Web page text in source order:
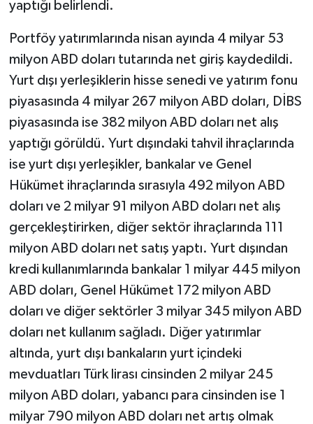
yaptığı belirlendi.
Portföy yatırımlarında nisan ayında 4 milyar 53
milyon ABD doları tutarında net giriş kaydedildi.
Yurt dışı yerleşiklerin hisse senedi ve yatırım fonu
piyasasında 4 milyar 267 milyon ABD doları, DİBS
piyasasında ise 382 milyon ABD doları net alış
yaptığı görüldü. Yurt dışındaki tahvil ihraçlarında
ise yurt dışı yerleşikler, bankalar ve Genel
Hükümet ihraçlarında sırasıyla 492 milyon ABD
doları ve 2 milyar 91 milyon ABD doları net alış
gerçekleştirirken, diğer sektör ihraçlarında 111
milyon ABD doları net satış yaptı. Yurt dışından
kredi kullanımlarında bankalar 1 milyar 445 milyon
ABD doları, Genel Hükümet 172 milyon ABD
doları ve diğer sektörler 3 milyar 345 milyon ABD
doları net kullanım sağladı. Diğer yatırımlar
altında, yurt dışı bankaların yurt içindeki
mevduatları Türk lirası cinsinden 2 milyar 245
milyon ABD doları, yabancı para cinsinden ise 1
milyar 790 milyon ABD doları net artış olmak